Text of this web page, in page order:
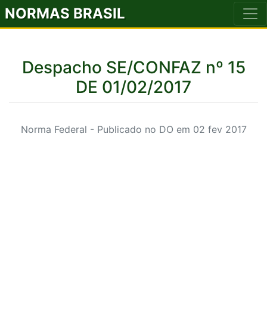
NORMAS BRASIL
Despacho SE/CONFAZ nº 15
DE 01/02/2017
Norma Federal - Publicado no DO em 02 fev 2017